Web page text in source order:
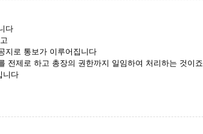
다
지로 통보가 이루어집니다
전제로 하고 총장의 권한까지 일임하여 처리하는 것이죠
니다